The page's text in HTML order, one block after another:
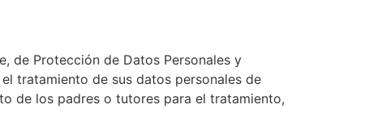
de Protección de Datos Personales y
tratamiento de sus datos personales de
de los padres o tutores para el tratamiento,